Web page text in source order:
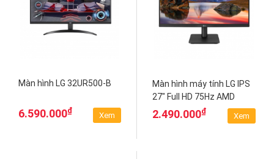
Màn hình LG 32UR500-B
6.590.000₫
Xem
Màn hình máy tính LG IPS
27" Full HD 75Hz AMD
FreeSync™27MP400-B
2.490.000₫
Xem